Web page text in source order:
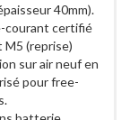
40mm).
courant certifié
M5 (reprise)
sur air neuf en
pour free-
intégrées.